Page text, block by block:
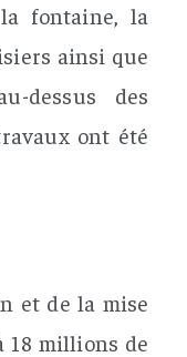
fontaine, la
ainsi que
dessus des
ont été
et de la mise
18 millions de